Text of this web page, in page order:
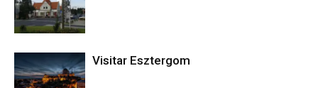
Visitar Esztergom